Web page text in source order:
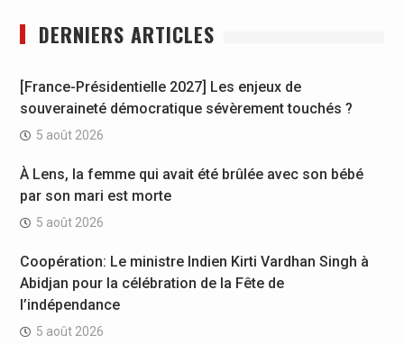
DERNIERS ARTICLES
[France-Présidentielle 2027] Les enjeux de
souveraineté démocratique sévèrement touchés ?
5 août 2026
À Lens, la femme qui avait été brûlée avec son bébé
par son mari est morte
5 août 2026
Coopération: Le ministre Indien Kirti Vardhan Singh à
Abidjan pour la célébration de la Fête de
l’indépendance
5 août 2026